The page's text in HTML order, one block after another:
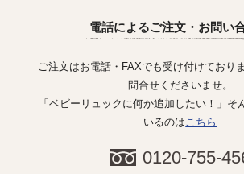
電話によるご注文・お問い
ご注文はお電話・FAXでも受け付けており
問合せくださいませ。
「ベビーリュックに何か追加したい！」そ
いるのはこちら
0120-755-